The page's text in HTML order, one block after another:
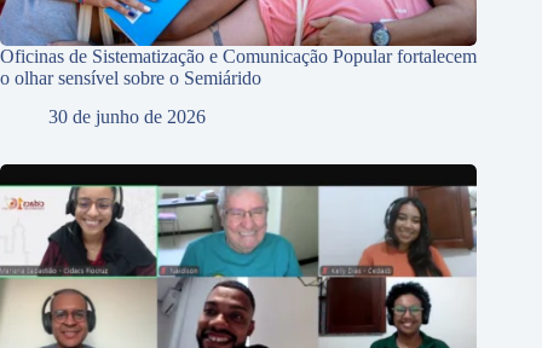
Oficinas de Sistematização e Comunicação Popular fortalecem
o olhar sensível sobre o Semiárido
30 de junho de 2026